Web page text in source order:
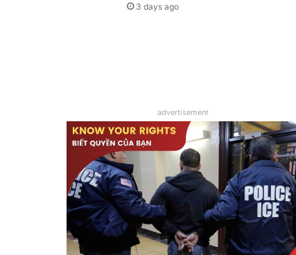
3 days ago
advertisement